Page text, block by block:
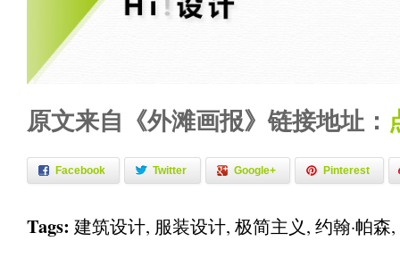
原文来自《外滩画报》链接地址：
Facebook Twitter Google+ Pinterest
Tags: 建筑设计, 服装设计, 极简主义, 约翰·帕森,